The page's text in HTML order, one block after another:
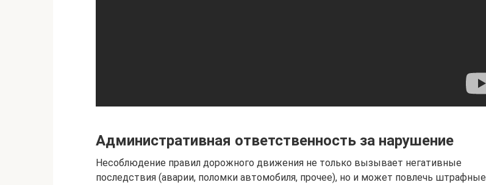
Административная ответственность за нарушение
Несоблюдение правил дорожного движения не только вызывает негативные
последствия (аварии, поломки автомобиля, прочее), но и может повлечь штрафные